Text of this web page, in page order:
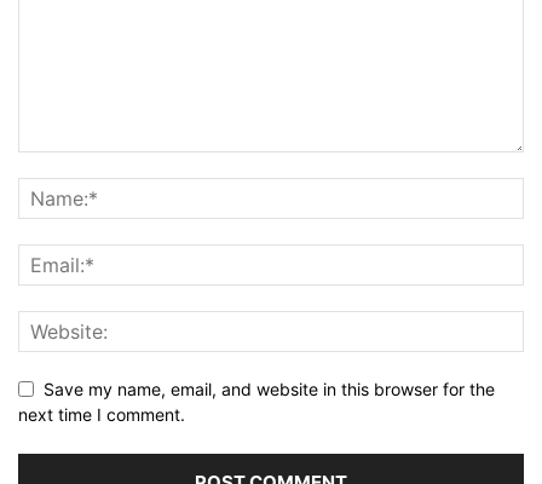
Save my name, email, and website in this browser for the
next time I comment.